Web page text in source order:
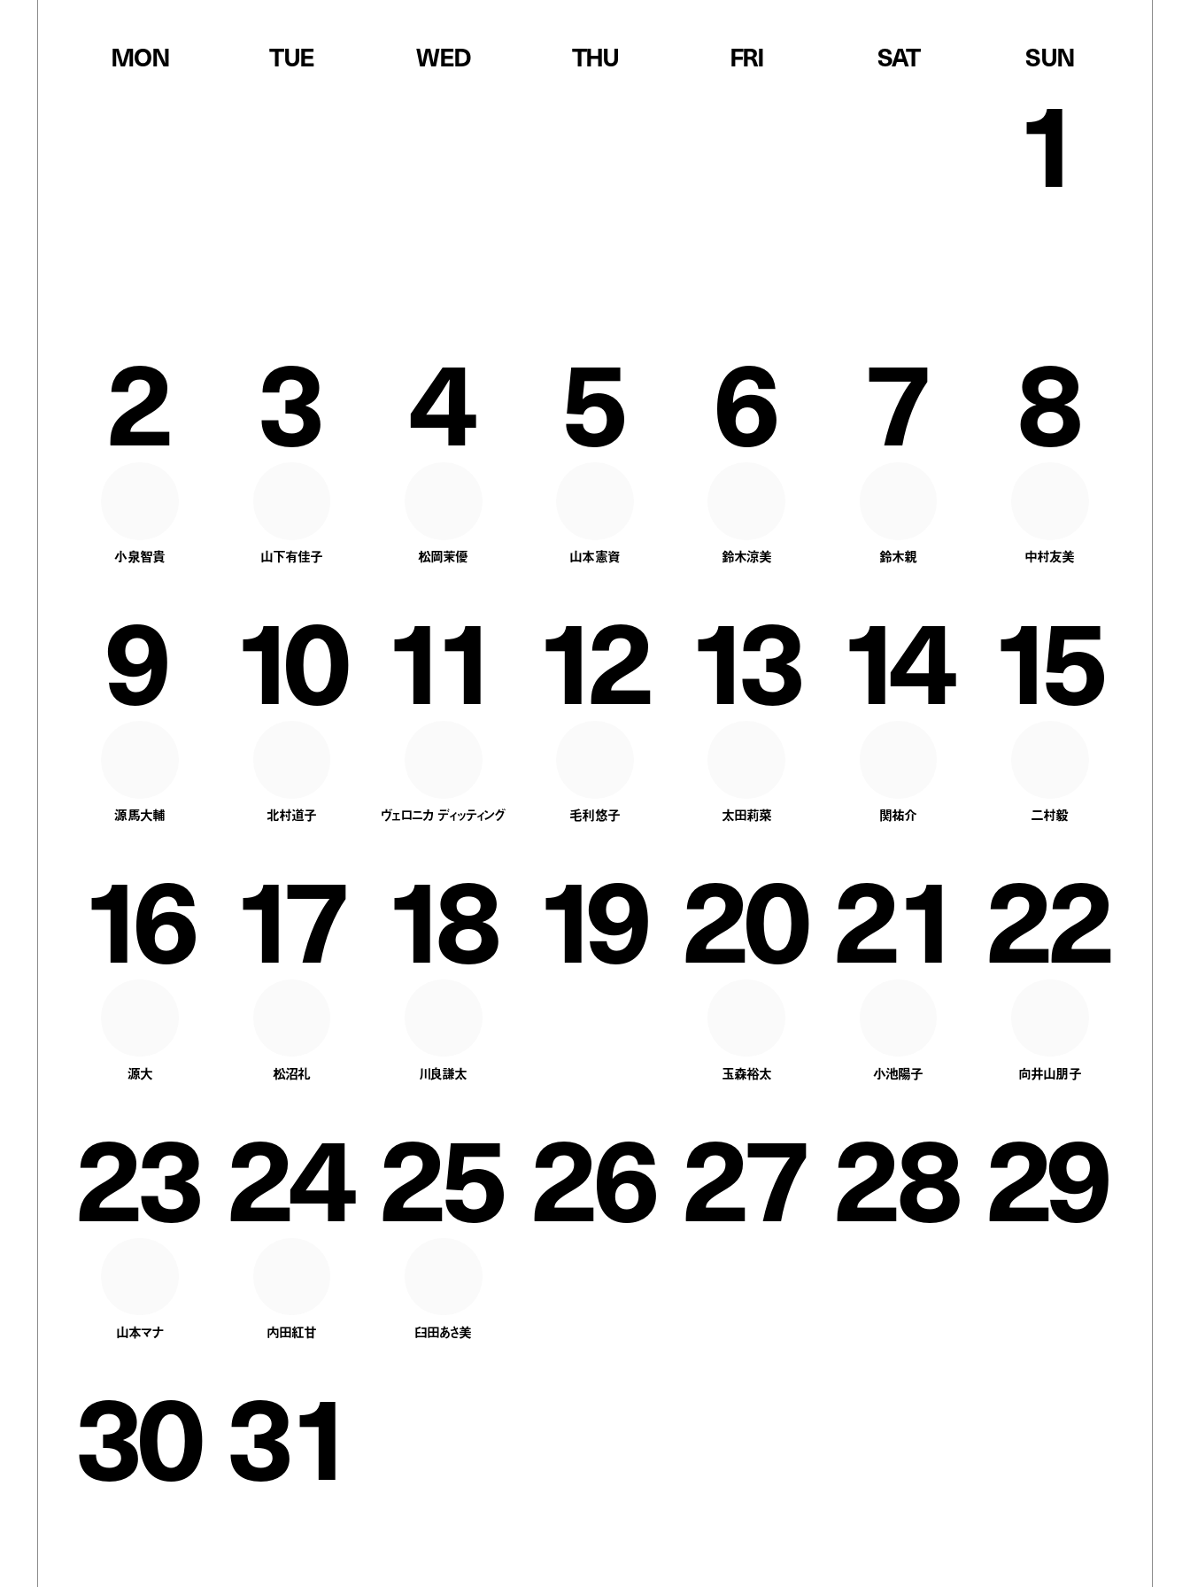
MON TUE WED THU FRI SAT SUN
1
2
小泉智貴
3
山下有佳子
4
松岡茉優
5
山本憲資
6
鈴木涼美
7
鈴木親
8
中村友美
9
源馬大輔
10
北村道子
11
ヴェロニカ ディッティング
12
毛利悠子
13
太田莉菜
14
関祐介
15
二村毅
16
源大
17
松沼礼
18
川良謙太
19 20
玉森裕太
21
小池陽子
22
向井山朋子
23
山本マナ
24
内田紅甘
25
臼田あさ美
26272829
3031